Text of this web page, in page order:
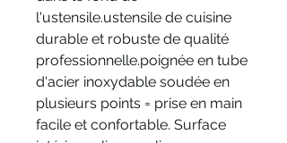
l'ustensile.ustensile de cuisine
durable et robuste de qualité
professionnelle.poignée en tube
d'acier inoxydable soudée en
plusieurs points = prise en main
facile et confortable. Surface